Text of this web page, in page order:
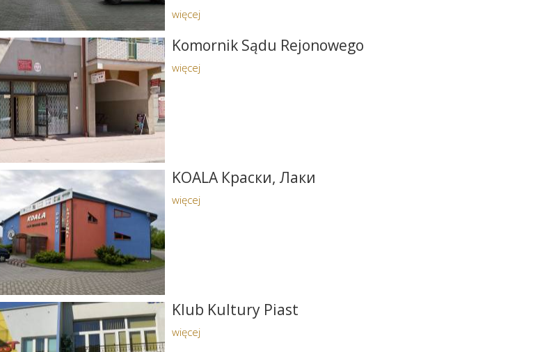
więcej
Komornik Sądu Rejonowego
więcej
KOALA Краски, Лаки
więcej
Klub Kultury Piast
więcej